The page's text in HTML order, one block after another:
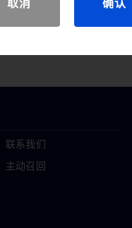
联系我们
主动召回
取消 确认